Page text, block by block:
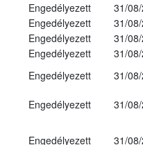
Engedélyezett
31/
Engedélyezett
31/
Engedélyezett
31/
Engedélyezett
31/
Engedélyezett
31/
Engedélyezett
31/
Engedélyezett 31/